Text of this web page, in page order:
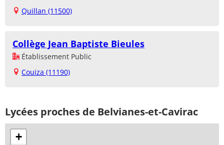
Quillan (11500)
Collège Jean Baptiste Bieules
Établissement Public
Couiza (11190)
Lycées proches de Belvianes-et-Cavirac
+